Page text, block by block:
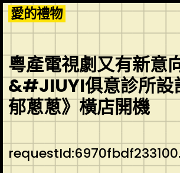
Skip
to
content
愛的禮物
粵產電視劇又有新意
&#JIUYI俱意診所設
郁蔥蔥》橫店開機